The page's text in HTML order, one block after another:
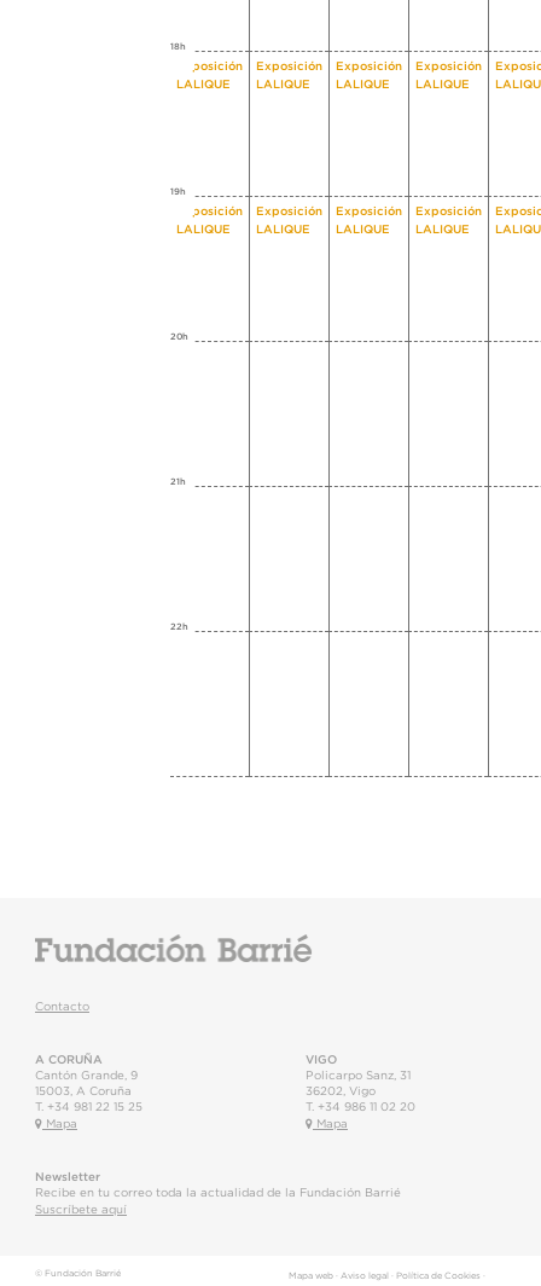
18h
Exposición
LALIQUE
Exposición
LALIQUE
Exposición
LALIQUE
Exposición
LALIQUE
19h
Exposición
LALIQUE
Exposición
LALIQUE
Exposición
LALIQUE
Exposición
LALIQUE
20h
21h
22h
Contacto
A CORUÑA
Cantón Grande, 9
15003
A Coruña
T. +34 981 22 15 25
Mapa
VIGO
Policarpo Sanz, 31
36202 Vigo
T. +34 986 11 02 20
Mapa
Newsletter
Recibe en tu correo toda la actualidad de la Fundación Barrié
Suscríbete aquí
© Fundación Barrié Mapa web· Aviso legal · Política de Cookies ·